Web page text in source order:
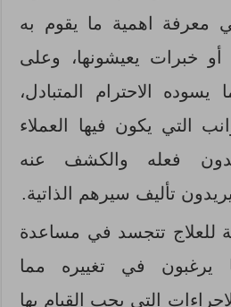
معرفة اهمية ما يقوم به
أو خبرات يعيشونها، وعلى
يسوده الاحترام المتبادل،
التي يكون فيها العملاء
فعله والكشف عنه
تأليف سيرهم الذاتية.
للعلاج تتجسد في مساعدة
يرغبون في تغييره مما
التي يجب القيام بها